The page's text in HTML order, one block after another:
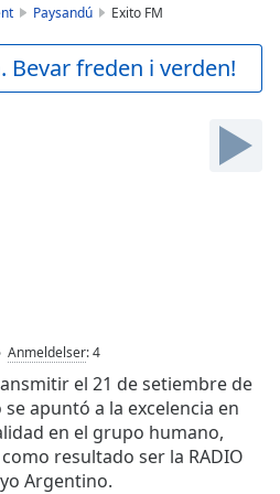
Paysandú Exito FM
Bevar freden i verden!
Anmeldelser:4
el 21 de setiembre de
apuntó a la excelencia en
en el grupo humano,
resultado ser la RADIO
Argentino.